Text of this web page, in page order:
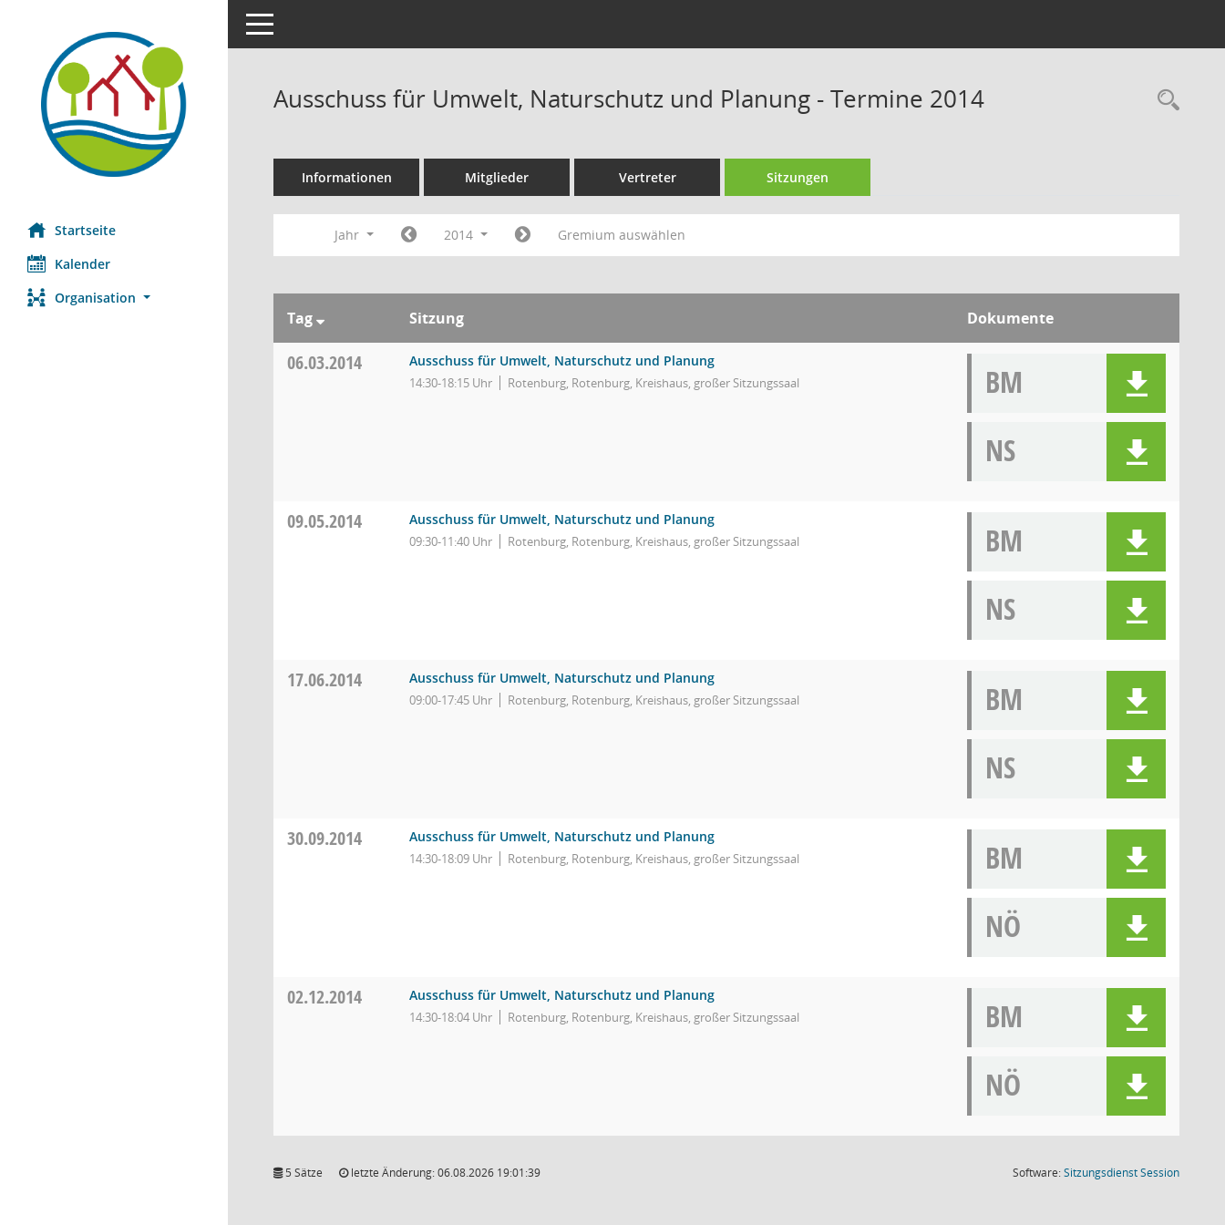
Startseite
Kalender
Organisation
Toggle navigation
Ausschuss für Umwelt, Naturschutz und Planung - Termine 2014
Informationen Mitglieder Vertreter Sitzungen
Jahr 2014 Gremium auswählen
Tag Sitzung Dokumente
06.03.2014 Ausschuss für Umwelt, Naturschutz und Planung
14:30-18:15 Uhr Rotenburg, Rotenburg, Kreishaus, großer Sitzungssaal
BM
NS
09.05.2014 Ausschuss für Umwelt, Naturschutz und Planung
09:30-11:40 Uhr Rotenburg, Rotenburg, Kreishaus, großer Sitzungssaal
BM
NS
17.06.2014 Ausschuss für Umwelt, Naturschutz und Planung
09:00-17:45 Uhr Rotenburg, Rotenburg, Kreishaus, großer Sitzungssaal
BM
NS
30.09.2014 Ausschuss für Umwelt, Naturschutz und Planung
14:30-18:09 Uhr Rotenburg, Rotenburg, Kreishaus, großer Sitzungssaal
BM
NÖ
02.12.2014 Ausschuss für Umwelt, Naturschutz und Planung
14:30-18:04 Uhr Rotenburg, Rotenburg, Kreishaus, großer Sitzungssaal
BM
NÖ
5 Sätze letzte Änderung: 06.08.2026 19:01:39 Software:SitzungsdienstSession(Wird in